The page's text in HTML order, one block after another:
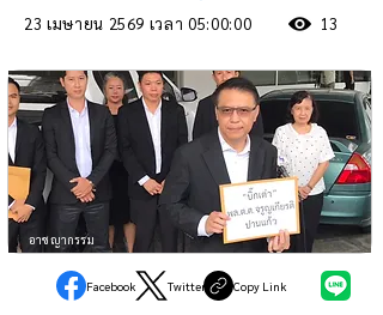
23 เมษายน 2569 เวลา 05:00:00 13
อาชญากรรม
Facebook Twitter Copy Link